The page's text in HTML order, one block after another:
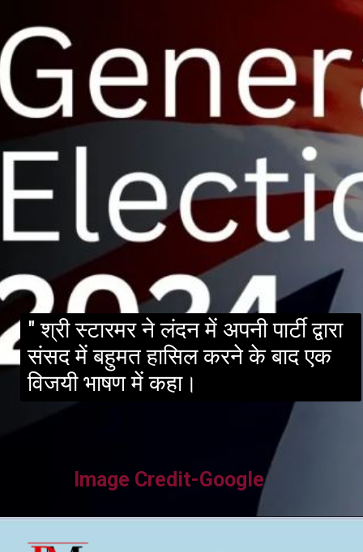
Image Credit-Google
" श्री स्टारमर ने लंदन में अपनी पार्टी द्वारा
संसद में बहुमत हासिल करने के बाद एक
विजयी भाषण में कहा।